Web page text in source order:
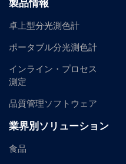
製品情報
卓上型分光測色計
ポータブル分光測色計
インライン・プロセス
測定
品質管理ソフトウェア
業界別ソリューション
食品